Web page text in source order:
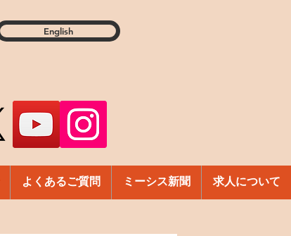
English
よくあるご質問 ミーシス新聞 求人について